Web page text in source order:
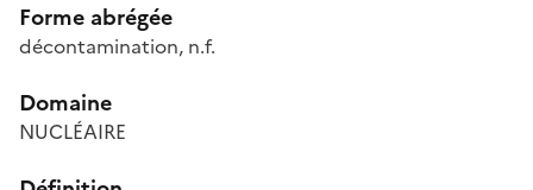
Forme abrégée
décontamination, n.f.
Domaine
NUCLÉAIRE